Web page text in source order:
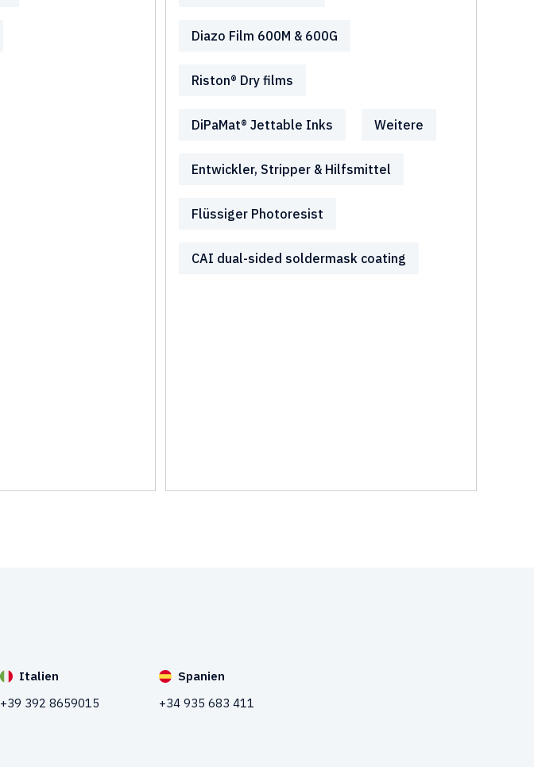
Diazo Film 600M & 600G
Riston® Dry films
DiPaMat® Jettable Inks Weitere
Entwickler, Stripper & Hilfsmittel
Flüssiger Photoresist
CAI dual-sided soldermask coating
Italien
+39 392 8659015
Spanien
+34 935 683 411